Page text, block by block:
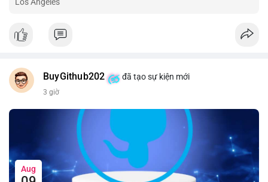
BuyGithub202 đã tạo sự kiện mới
3 giờ
Aug